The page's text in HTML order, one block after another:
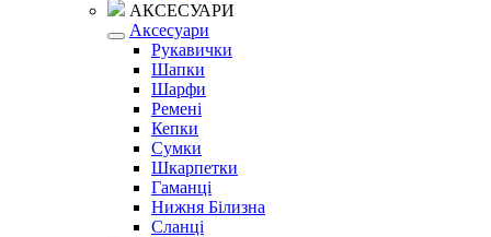
АКСЕСУАРИ
Аксесуари
Рукавички
Шапки
Шарфи
Ремені
Кепки
Сумки
Шкарпетки
Гаманці
Нижня Білизна
Сланці